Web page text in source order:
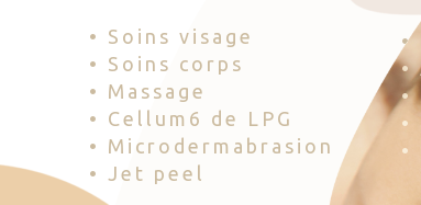
• Soins visage
• Soins corps
• Massage
• Cellum6 de LPG
• Microdermabrasion
• Jet peel
•
•
•
•
•